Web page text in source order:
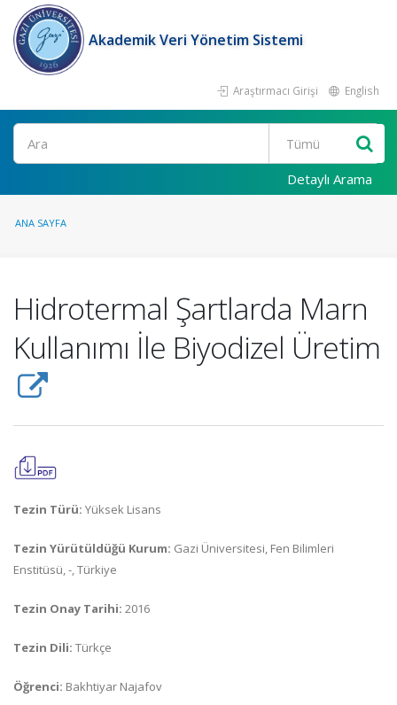
Akademik Veri Yönetim Sistemi
Araştırmacı Girişi English
Ara
Detaylı Arama
ANA SAYFA
Hidrotermal Şartlarda Marn
Kullanımı İle Biyodizel Üretim
Tezin Türü: Yüksek Lisans
Tezin Yürütüldüğü Kurum: Gazi Üniversitesi, Fen Bilimleri
Enstitüsü, -, Türkiye
Tezin Onay Tarihi: 2016
Tezin Dili: Türkçe
Öğrenci: Bakhtiyar Najafov